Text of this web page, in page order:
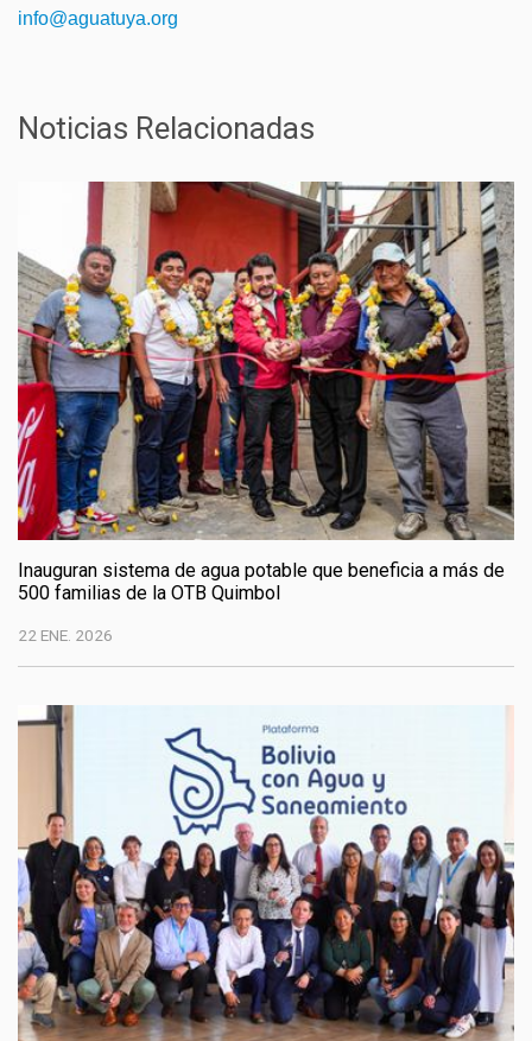
Noticias Relacionadas
Inauguran sistema de agua potable que beneficia a más de
500 familias de la OTB Quimbol
22 ENE. 2026
info@aguatuya.org